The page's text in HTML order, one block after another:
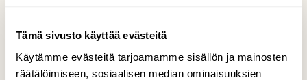
Tämä sivusto käyttää evästeitä
Käytämme evästeitä tarjoamamme sisällön ja mainosten
räätälöimiseen, sosiaalisen median ominaisuuksien